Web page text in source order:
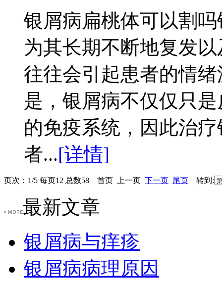
银屑病扁桃体可以割
为其长期不断地复发
往往会引起患者的情
是，银屑病不仅仅只
的免疫系统，因此治
者...[详情]
页次：1/5 每页12 总数58 首页 上一页 下一页 尾页 转到:
最新文章
银屑病与痒疹
银屑病病理原因